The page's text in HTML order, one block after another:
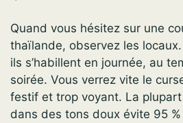
Quand vous hésitez sur une
thaïlande, observez les
ils s’habillent en journée, au
soirée. Vous verrez vite le
festif et trop voyant. La
dans des tons doux évite 95